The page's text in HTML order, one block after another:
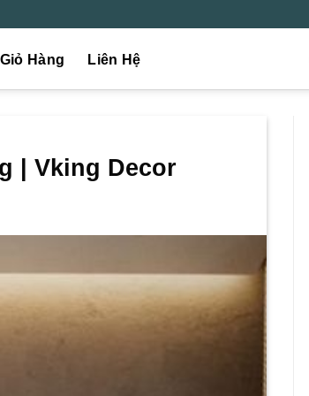
Giỏ Hàng Liên Hệ
| Vking Decor